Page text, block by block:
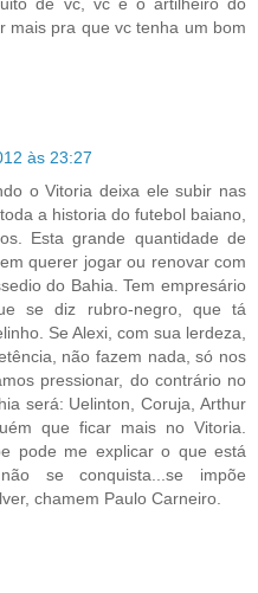
mais pra que vc tenha um bom
às 23:27
o Vitoria deixa ele subir nas
a historia do futebol baiano,
Esta grande quantidade de
querer jogar ou renovar com
do Bahia. Tem empresário
se diz rubro-negro, que tá
Se Alexi, com sua lerdeza,
não fazem nada, só nos
pressionar, do contrário no
será: Uelinton, Coruja, Arthur
que ficar mais no Vitoria.
pode me explicar o que está
se conquista...se impõe
chamem Paulo Carneiro.